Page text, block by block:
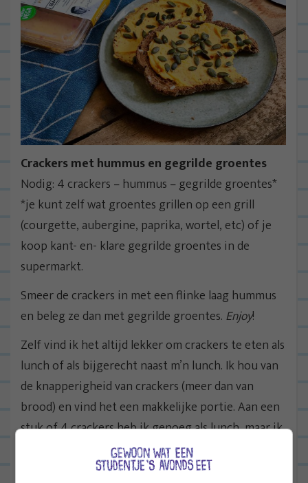
Crackers met hummus en gegrilde groentes
Nodig: 4 crackers – hummus – gegrilde groentes*
*je kunt zelf wat groentes grillen op een grill
(courgette, aubergine, paprika, wortel, etc) of je
koop kant- en- klare gegrilde groentes in de
supermarkt.
Smeer de crackers in met een flinke laag hummus
en beleg ze dan met gegrilde groentes. Enjoy!
Zelf vind ik het altijd lekker om crackers te eten als
lunch of als bijgerecht naast m’n lunch. Ik hou van
de knapperigheid van crackers (meer dan van
brood) en vind het een makkelijke portie. Aan een
stuk of 4 crackers heb ik genoeg als lunch, maar ik
kan me ook goed voorstellen dat je zo’n cracker
met hummus bíj je lunch neemt. Ook goed ;-).